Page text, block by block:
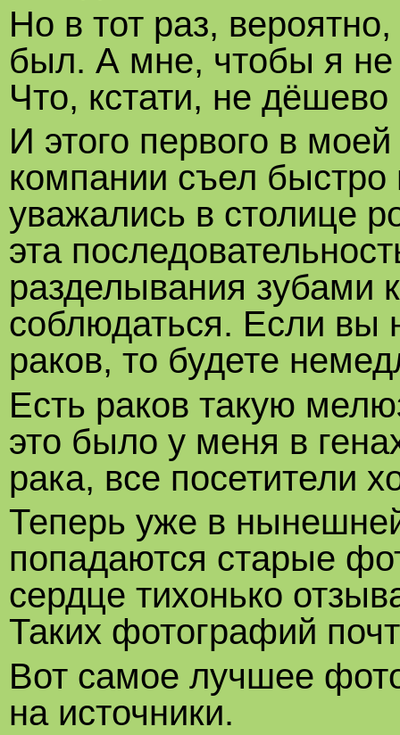
Но в тот раз,
был. А мне, чтобы я не
Что, кстати, не
И этого первого в
компании съел
уважались в столице
эта
разделывания зубами
соблюдаться. Если вы
раков, то будете
Есть раков такую
это было у меня в
рака, все посетители
Теперь уже в
попадаются старые
сердце тихонько
Таких фотографий
Вот самое лучшее
на источники.